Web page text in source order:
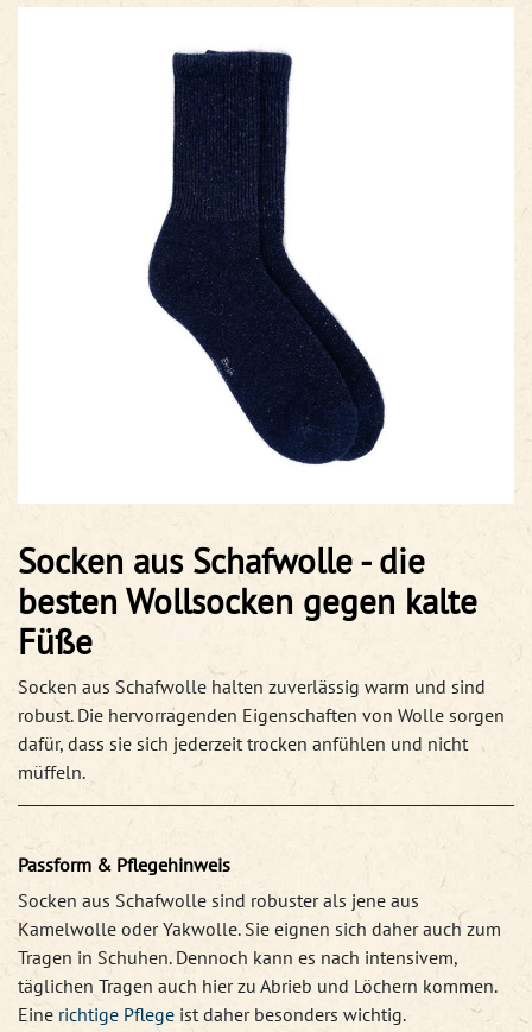
Socken aus Schafwolle - die
besten Wollsocken gegen kalte
Füße
Socken aus Schafwolle halten zuverlässig warm und sind
robust. Die hervorragenden Eigenschaften von Wolle sorgen
dafür, dass sie sich jederzeit trocken anfühlen und nicht
müffeln.
Passform & Pflegehinweis
Socken aus Schafwolle sind robuster als jene aus
Kamelwolle oder Yakwolle. Sie eignen sich daher auch zum
Tragen in Schuhen. Dennoch kann es nach intensivem,
täglichen Tragen auch hier zu Abrieb und Löchern kommen.
Eine richtige Pflege ist daher besonders wichtig.